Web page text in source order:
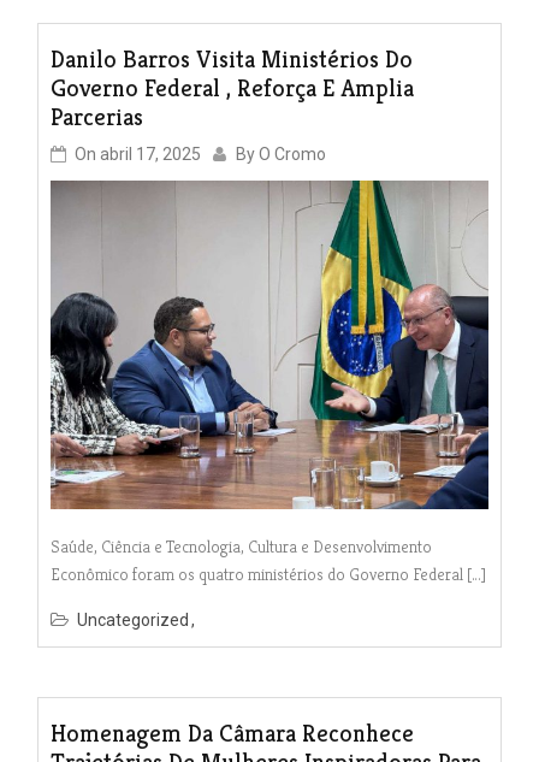
Danilo Barros Visita Ministérios Do
Governo Federal , Reforça E Amplia
Parcerias
On abril 17, 2025 ByO Cromo
Saúde, Ciência e Tecnologia, Cultura e Desenvolvimento
Econômico foram os quatro ministérios do Governo Federal […]
Uncategorized
Homenagem Da Câmara Reconhece